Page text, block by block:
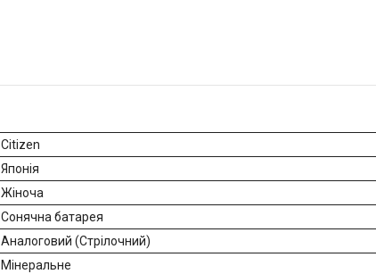
Citizen
Японія
Жіноча
Сонячна батарея
Аналоговий (Стрілочний)
Мінеральне